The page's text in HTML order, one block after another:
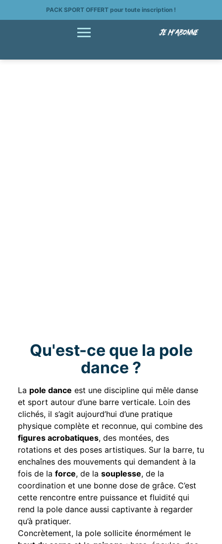
PACK SPORT OFFERT pour toute inscription !
JE M'ABONNE
Qu'est-ce que la pole
dance ?
La pole dance est une discipline qui mêle danse
et sport autour d’une barre verticale. Loin des
clichés, il s’agit aujourd’hui d’une pratique
physique complète et reconnue, qui combine des
figures acrobatiques, des montées, des
rotations et des poses artistiques. Sur la barre, tu
enchaînes des mouvements qui demandent à la
fois de la force, de la souplesse, de la
coordination et une bonne dose de grâce. C’est
cette rencontre entre puissance et fluidité qui
rend la pole dance aussi captivante à regarder
qu’à pratiquer.
Concrètement, la pole sollicite énormément le